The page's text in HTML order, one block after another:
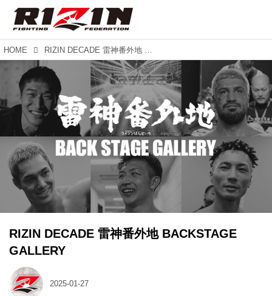
HOME RIZIN DECADE 雷神番外地 BACKSTAGE GALLERY
RIZIN DECADE 雷神番外地 BACKSTAGE
GALLERY
2025-01-27